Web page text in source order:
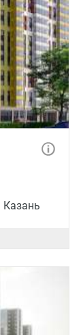
Казань